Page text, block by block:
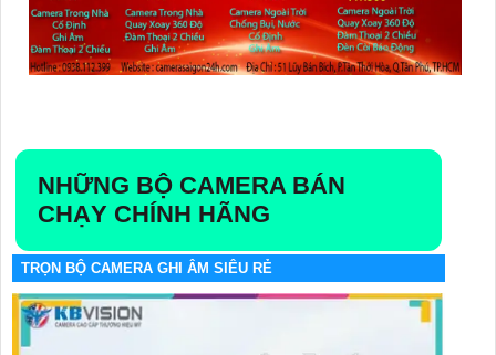
NHỮNG BỘ CAMERA BÁN
CHẠY CHÍNH HÃNG
TRỌN BỘ CAMERA GHI ÂM SIÊU RẺ